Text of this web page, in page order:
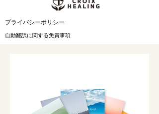
​プライバシーポリシー
自動翻訳に関する免責事項